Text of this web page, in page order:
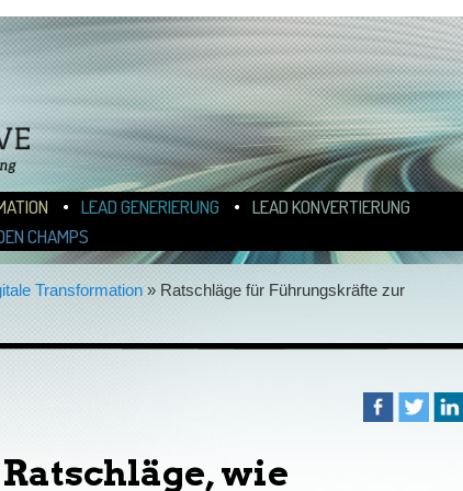
WECHSELNLEAD GENERIERUNG
LEAD KONVERTIERUNG
CHAMPS
Transformation» Ratschläge für Führungskräfte zur
Ratschläge, wie